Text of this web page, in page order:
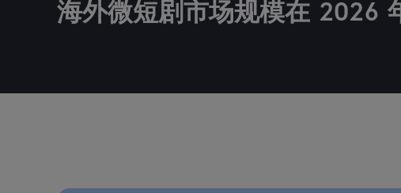
海外微短剧市场规模在 2026